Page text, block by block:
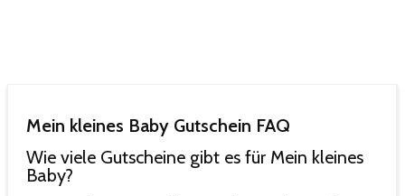
Mein kleines Baby Gutschein FAQ
Wie viele Gutscheine gibt es für Mein kleines
Baby?